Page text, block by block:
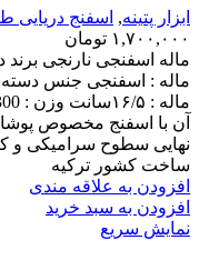
ابزار پتینه, اسفنج
۱,۷۰۰,۰۰۰ تومان
آن با اسفنج مخصوص
نهایی سطوح سرامیکی و
ساخت کشور ترکیه
افزودن به علاقه مندی
افزودن به سبد خرید
نمایش سریع